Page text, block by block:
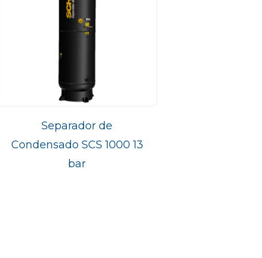
Separador de
Condensado SCS 1000 13
bar